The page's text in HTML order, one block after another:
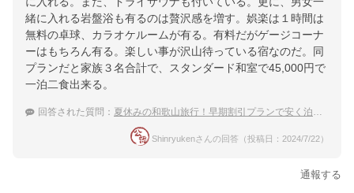
緒に入れる岩盤浴も有るのは贅沢感を増す。娯楽は１時間は
無料の卓球、カラオケルームが有る。有料だがゲージコーナ
ーはもちろん有る。楽しい事が沢山待っている宿なのだ。同
プランだと家族３名合計で、スタンダード和室で45,000円で
一泊二食出来る。
回答された質問： 夏休みの和歌山旅行！早期割引プランで安く泊まれる宿のおすすめは？
Shinryukenさんの回答（投稿日：2024/7/22）
通報する